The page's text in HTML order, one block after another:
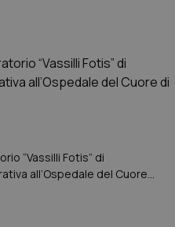
“Vassilli Fotis” di
all’Ospedale del Cuore